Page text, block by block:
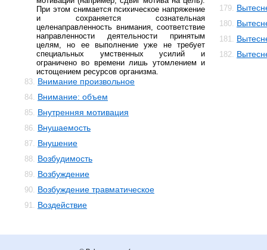
При этом снимается психическое напряжение
и сохраняется сознательная
целенаправленность внимания, соответствие
направленности деятельности принятым
целям, но ее выполнение уже не требует
специальных умственных усилий и
ограничено во времени лишь утомлением и
истощением ресурсов организма.
83. Внимание произвольное
84. Внимание: объем
85. Внутренняя мотивация
86. Внушаемость
87. Внушение
88. Возбудимость
89. Возбуждение
90. Возбуждение травматическое
91. Воздействие
179.
180.
181.
182.